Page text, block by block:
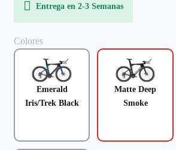
Entrega en 2-3 Semanas
Colores
Emerald
Iris/Trek Black
Matte Deep
Smoke